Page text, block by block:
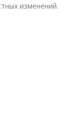
изменений.